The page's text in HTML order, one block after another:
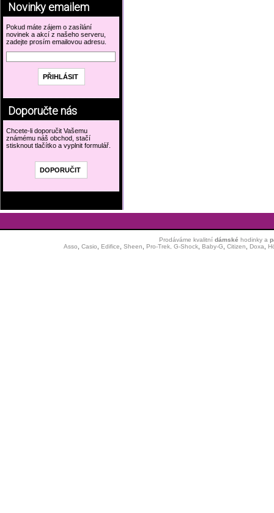
Novinky emailem
Pokud máte zájem o zasílání
novinek a akcí z našeho serveru,
zadejte prosím emailovou adresu.
Doporučte nás
Chcete-li doporučit Vašemu
známému náš obchod, stačí
stisknout tlačítko a vyplnit formulář.
Prodáváme kvalitní dámské hodinkya
Asso
Casio Edifice Sheen Pro-Trek, G-Shock, Baby-G Citizen Doxa